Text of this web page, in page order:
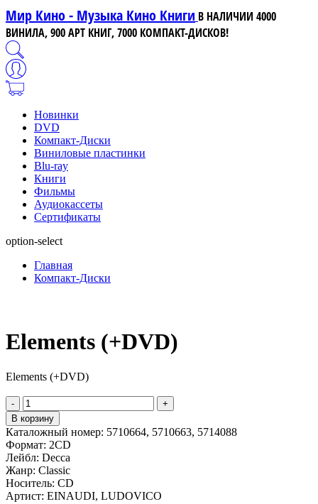
Мир Кино - Музыка Кино Книги В НАЛИЧИИ 4000
ВИНИЛА, 900 АРТ КНИГ, 7000 КОМПАКТ-ДИСКОВ!
Новинки
DVD
Компакт-Диски
Виниловые пластинки
Blu-ray
Книги
Фильмы
Аудиокассеты
Сертификаты
option-select
Главная
Компакт-Диски
Elements (+DVD)
Elements (+DVD)
-
+
В корзину
Каталожный номер: 5710664, 5710663, 5714088
Формат: 2CD
Лейбл: Decca
Жанр: Classic
Носитель: CD
Артист: EINAUDI, LUDOVICO